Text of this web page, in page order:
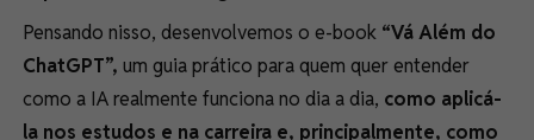
Pensando nisso, desenvolvemos o e-book “Vá Além do
ChatGPT”, um guia prático para quem quer entender
como a IA realmente funciona no dia a dia, como aplicá-
la nos estudos e na carreira e, principalmente, como